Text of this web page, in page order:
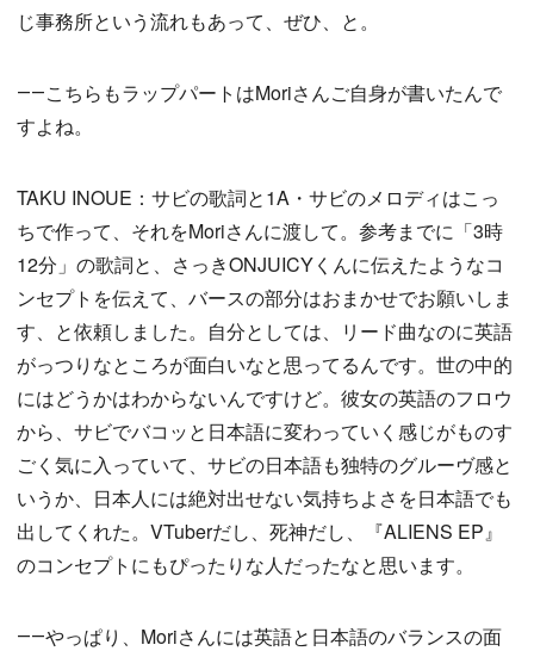
じ事務所という流れもあって、ぜひ、と。
――こちらもラップパートはMoriさんご自身が書いたんで
すよね。
TAKU INOUE：サビの歌詞と1A・サビのメロディはこっ
ちで作って、それをMoriさんに渡して。参考までに「3時
12分」の歌詞と、さっきONJUICYくんに伝えたようなコ
ンセプトを伝えて、バースの部分はおまかせでお願いしま
す、と依頼しました。自分としては、リード曲なのに英語
がっつりなところが面白いなと思ってるんです。世の中的
にはどうかはわからないんですけど。彼女の英語のフロウ
から、サビでバコッと日本語に変わっていく感じがものす
ごく気に入っていて、サビの日本語も独特のグルーヴ感と
いうか、日本人には絶対出せない気持ちよさを日本語でも
出してくれた。VTuberだし、死神だし、『ALIENS EP』
のコンセプトにもぴったりな人だったなと思います。
――やっぱり、Moriさんには英語と日本語のバランスの面